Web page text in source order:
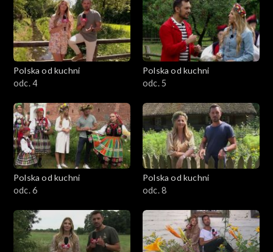
Polska od kuchni
odc. 4
Polska od kuchni
odc. 5
Polska od kuchni
odc. 6
Polska od kuchni
odc. 8